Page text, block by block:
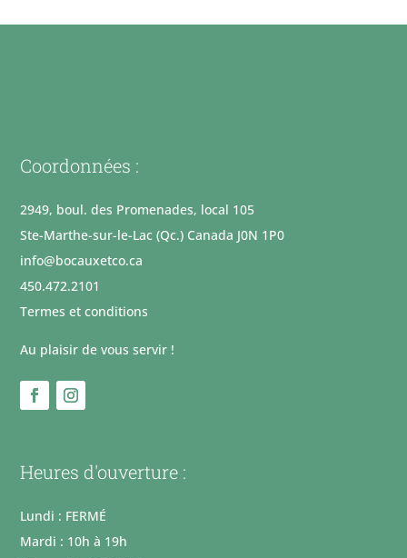
Coordonnées :
2949, boul. des Promenades, local 105
Ste-Marthe-sur-le-Lac (Qc.) Canada J0N 1P0
info@bocauxetco.ca
450.472.2101
Termes et conditions
Au plaisir de vous servir !
Heures d'ouverture :
Lundi : FERMÉ
Mardi : 10h à 19h